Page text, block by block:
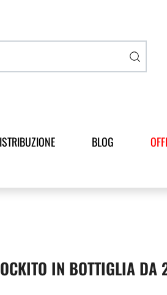
BLOG
IN BOTTIGLIA DA